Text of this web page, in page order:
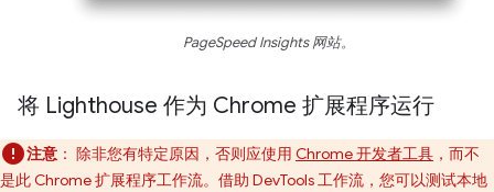
PageSpeed Insights 网站。
将 Lighthouse 作为 Chrome 扩展程序运行
注意 ： 除非您有特定原因，否则应使用 Chrome 开发者工具 ，而不
是此 Chrome 扩展程序工作流。借助 DevTools 工作流，您可以测试本地